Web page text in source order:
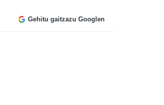
Gehitu gaitzazu Googlen